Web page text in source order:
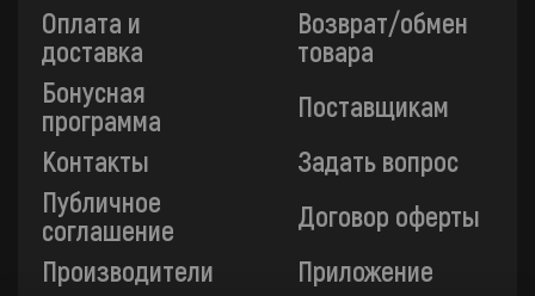
Оплата и
доставка
Возврат/обмен
товара
Бонусная
программа
Поставщикам
Контакты
Задать вопрос
Публичное
соглашение
Договор оферты
Производители
Приложение